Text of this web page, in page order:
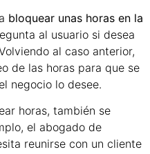
bloquear unas horas en la
al usuario si desea
al caso anterior,
de las horas para que se
negocio lo desee.
horas, también se
el abogado de
reunirse con un cliente